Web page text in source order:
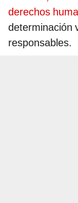
derechos
determinación
responsables.